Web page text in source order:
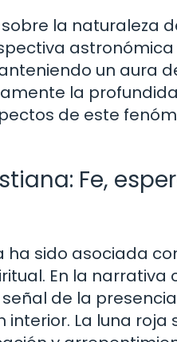
la naturaleza
astronómica
un aura
la
de este
Fe,
ha sido asociada
En la narrativa
de la
La luna roja